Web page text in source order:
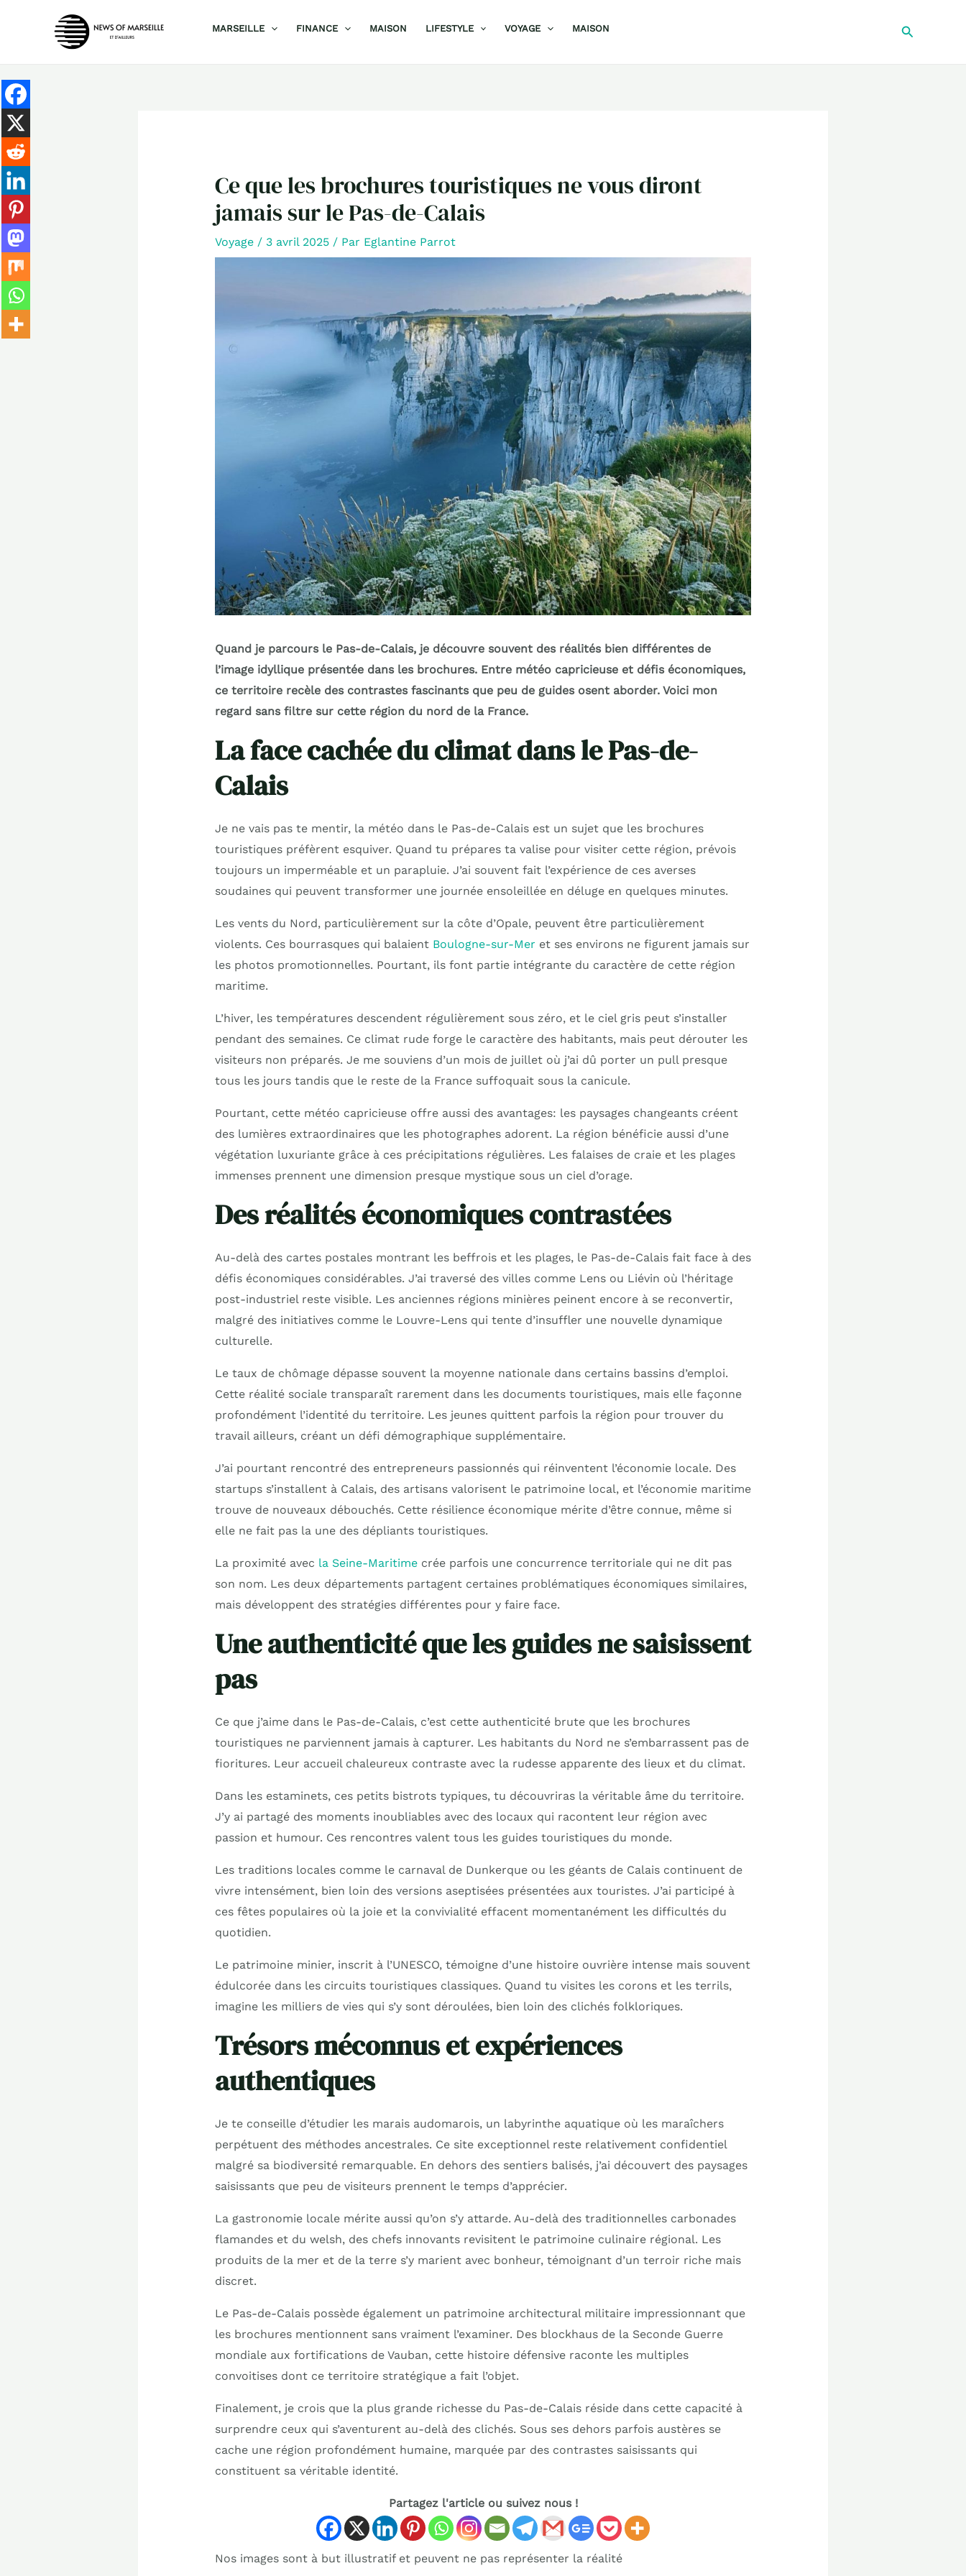
MARSEILLE FINANCE MAISON LIFESTYLE VOYAGE MAISON
Ce que les brochures touristiques ne vous diront
jamais sur le Pas-de-Calais
Voyage/ 3 avril 2025 / Par Eglantine Parrot
Quand je parcours le Pas-de-Calais, je découvre souvent des réalités bien différentes de
l’image idyllique présentée dans les brochures. Entre météo capricieuse et défis économiques,
ce territoire recèle des contrastes fascinants que peu de guides osent aborder. Voici mon
regard sans filtre sur cette région du nord de la France.
La face cachée du climat dans le Pas-de-
Calais
Je ne vais pas te mentir, la météo dans le Pas-de-Calais est un sujet que les brochures
touristiques préfèrent esquiver. Quand tu prépares ta valise pour visiter cette région, prévois
toujours un imperméable et un parapluie. J’ai souvent fait l’expérience de ces averses
soudaines qui peuvent transformer une journée ensoleillée en déluge en quelques minutes.
Les vents du Nord, particulièrement sur la côte d’Opale, peuvent être particulièrement
violents. Ces bourrasques qui balaient Boulogne-sur-Mer et ses environs ne figurent jamais sur
les photos promotionnelles. Pourtant, ils font partie intégrante du caractère de cette région
maritime.
L’hiver, les températures descendent régulièrement sous zéro, et le ciel gris peut s’installer
pendant des semaines. Ce climat rude forge le caractère des habitants, mais peut dérouter les
visiteurs non préparés. Je me souviens d’un mois de juillet où j’ai dû porter un pull presque
tous les jours tandis que le reste de la France suffoquait sous la canicule.
Pourtant, cette météo capricieuse offre aussi des avantages: les paysages changeants créent
des lumières extraordinaires que les photographes adorent. La région bénéficie aussi d’une
végétation luxuriante grâce à ces précipitations régulières. Les falaises de craie et les plages
immenses prennent une dimension presque mystique sous un ciel d’orage.
Des réalités économiques contrastées
Au-delà des cartes postales montrant les beffrois et les plages, le Pas-de-Calais fait face à des
défis économiques considérables. J’ai traversé des villes comme Lens ou Liévin où l’héritage
post-industriel reste visible. Les anciennes régions minières peinent encore à se reconvertir,
malgré des initiatives comme le Louvre-Lens qui tente d’insuffler une nouvelle dynamique
culturelle.
Le taux de chômage dépasse souvent la moyenne nationale dans certains bassins d’emploi.
Cette réalité sociale transparaît rarement dans les documents touristiques, mais elle façonne
profondément l’identité du territoire. Les jeunes quittent parfois la région pour trouver du
travail ailleurs, créant un défi démographique supplémentaire.
J’ai pourtant rencontré des entrepreneurs passionnés qui réinventent l’économie locale. Des
startups s’installent à Calais, des artisans valorisent le patrimoine local, et l’économie maritime
trouve de nouveaux débouchés. Cette résilience économique mérite d’être connue, même si
elle ne fait pas la une des dépliants touristiques.
La proximité avec la Seine-Maritimecrée parfois une concurrence territoriale qui ne dit pas
son nom. Les deux départements partagent certaines problématiques économiques similaires,
mais développent des stratégies différentes pour y faire face.
Une authenticité que les guides ne saisissent
pas
Ce que j’aime dans le Pas-de-Calais, c’est cette authenticité brute que les brochures
touristiques ne parviennent jamais à capturer. Les habitants du Nord ne s’embarrassent pas de
fioritures. Leur accueil chaleureux contraste avec la rudesse apparente des lieux et du climat.
Dans les estaminets, ces petits bistrots typiques, tu découvriras la véritable âme du territoire.
J’y ai partagé des moments inoubliables avec des locaux qui racontent leur région avec
passion et humour. Ces rencontres valent tous les guides touristiques du monde.
Les traditions locales comme le carnaval de Dunkerque ou les géants de Calais continuent de
vivre intensément, bien loin des versions aseptisées présentées aux touristes. J’ai participé à
ces fêtes populaires où la joie et la convivialité effacent momentanément les difficultés du
quotidien.
Le patrimoine minier, inscrit à l’UNESCO, témoigne d’une histoire ouvrière intense mais souvent
édulcorée dans les circuits touristiques classiques. Quand tu visites les corons et les terrils,
imagine les milliers de vies qui s’y sont déroulées, bien loin des clichés folkloriques.
Trésors méconnus et expériences
authentiques
Je te conseille d’étudier les marais audomarois, un labyrinthe aquatique où les maraîchers
perpétuent des méthodes ancestrales. Ce site exceptionnel reste relativement confidentiel
malgré sa biodiversité remarquable. En dehors des sentiers balisés, j’ai découvert des paysages
saisissants que peu de visiteurs prennent le temps d’apprécier.
La gastronomie locale mérite aussi qu’on s’y attarde. Au-delà des traditionnelles carbonades
flamandes et du welsh, des chefs innovants revisitent le patrimoine culinaire régional. Les
produits de la mer et de la terre s’y marient avec bonheur, témoignant d’un terroir riche mais
discret.
Le Pas-de-Calais possède également un patrimoine architectural militaire impressionnant que
les brochures mentionnent sans vraiment l’examiner. Des blockhaus de la Seconde Guerre
mondiale aux fortifications de Vauban, cette histoire défensive raconte les multiples
convoitises dont ce territoire stratégique a fait l’objet.
Finalement, je crois que la plus grande richesse du Pas-de-Calais réside dans cette capacité à
surprendre ceux qui s’aventurent au-delà des clichés. Sous ses dehors parfois austères se
cache une région profondément humaine, marquée par des contrastes saisissants qui
constituent sa véritable identité.
Partagez l'article ou suivez nous !
Nos images sont à but illustratif et peuvent ne pas représenter la réalité